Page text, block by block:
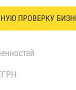
ПРОВЕРКУ